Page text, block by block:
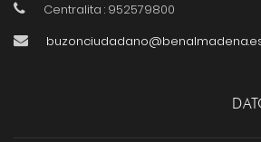
Centralita : 952579800